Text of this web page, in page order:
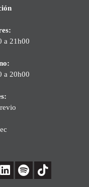
a 21h00
a 20h00